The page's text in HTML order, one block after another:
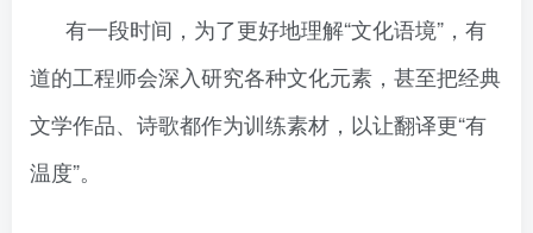
有一段时间，为了更好地理解“文化语境”，有
道的工程师会深入研究各种文化元素，甚至把经典
文学作品、诗歌都作为训练素材，以让翻译更“有
温度”。